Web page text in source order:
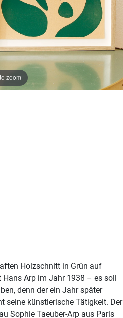
zoom
Holzschnitt in Grün auf
Arp im Jahr 1938 – es soll
denn der ein Jahr später
seine künstlerische Tätigkeit. Der
Sophie Taeuber-Arp aus Paris